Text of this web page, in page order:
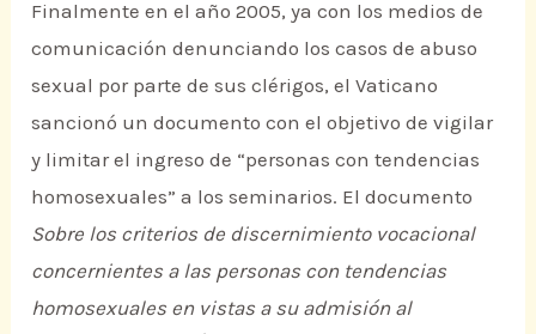
Finalmente en el año 2005, ya con los medios de
comunicación denunciando los casos de abuso
sexual por parte de sus clérigos, el Vaticano
sancionó un documento con el objetivo de vigilar
y limitar el ingreso de “personas con tendencias
homosexuales” a los seminarios. El documento
Sobre los criterios de discernimiento vocacional
concernientes a las personas con tendencias
homosexuales en vistas a su admisión al